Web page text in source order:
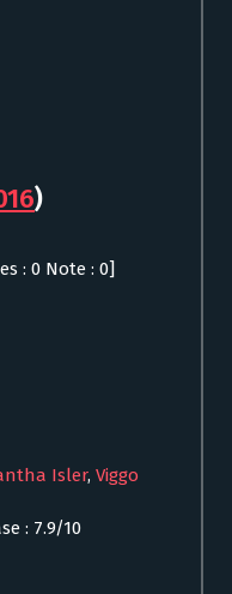
)
: 0 Note : 0]
Isler, Viggo
: 7.9/10